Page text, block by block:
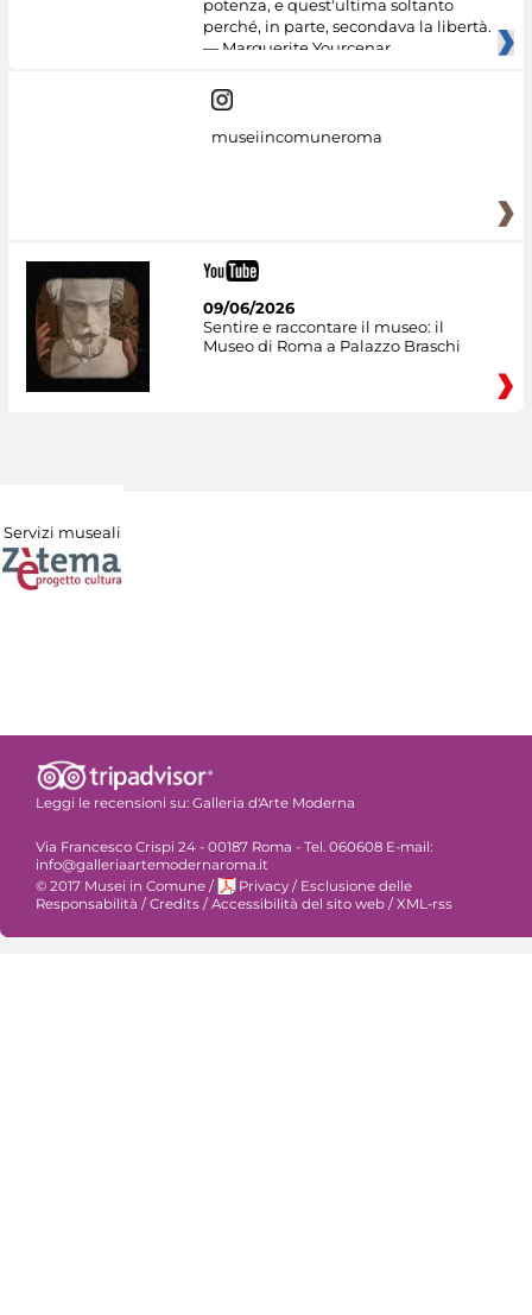
potenza, e quest'ultima soltanto
perché, in parte, secondava la libertà.
— Marguerite Yourcenar
museiincomuneroma
09/06/2026
Sentire e raccontare il museo: il
Museo di Roma a Palazzo Braschi
Servizi museali
Leggi le recensioni su: Galleria d'Arte Moderna
Via Francesco Crispi 24 - 00187 Roma - Tel. 060608 E-mail:
info@galleriaartemodernaroma.it
© 2017 Musei in Comune / Privacy / Esclusione delle
Responsabilità /Credits /Accessibilità del sito web /XML-rss